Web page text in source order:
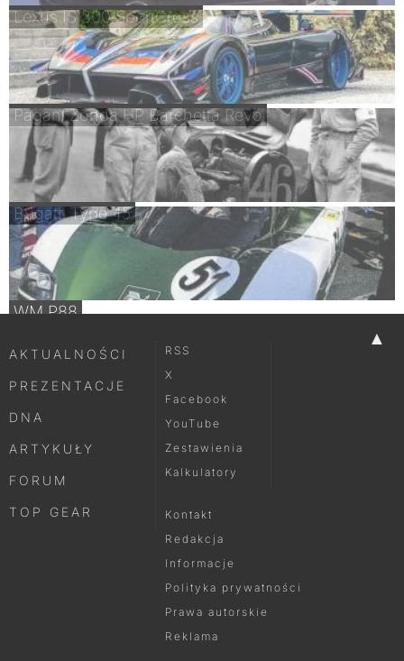
Lexus IS 300 SportCross
Pagani Zonda HP Barchetta Revo
Bugatti Type 45
WM P88
▲
AKTUALNOŚCI
PREZENTACJE
DNA
ARTYKUŁY
FORUM
TOP GEAR
RSS
X
Facebook
YouTube
Zestawienia
Kalkulatory
Kontakt
Redakcja
Informacje
Polityka prywatności
Prawa autorskie
Reklama